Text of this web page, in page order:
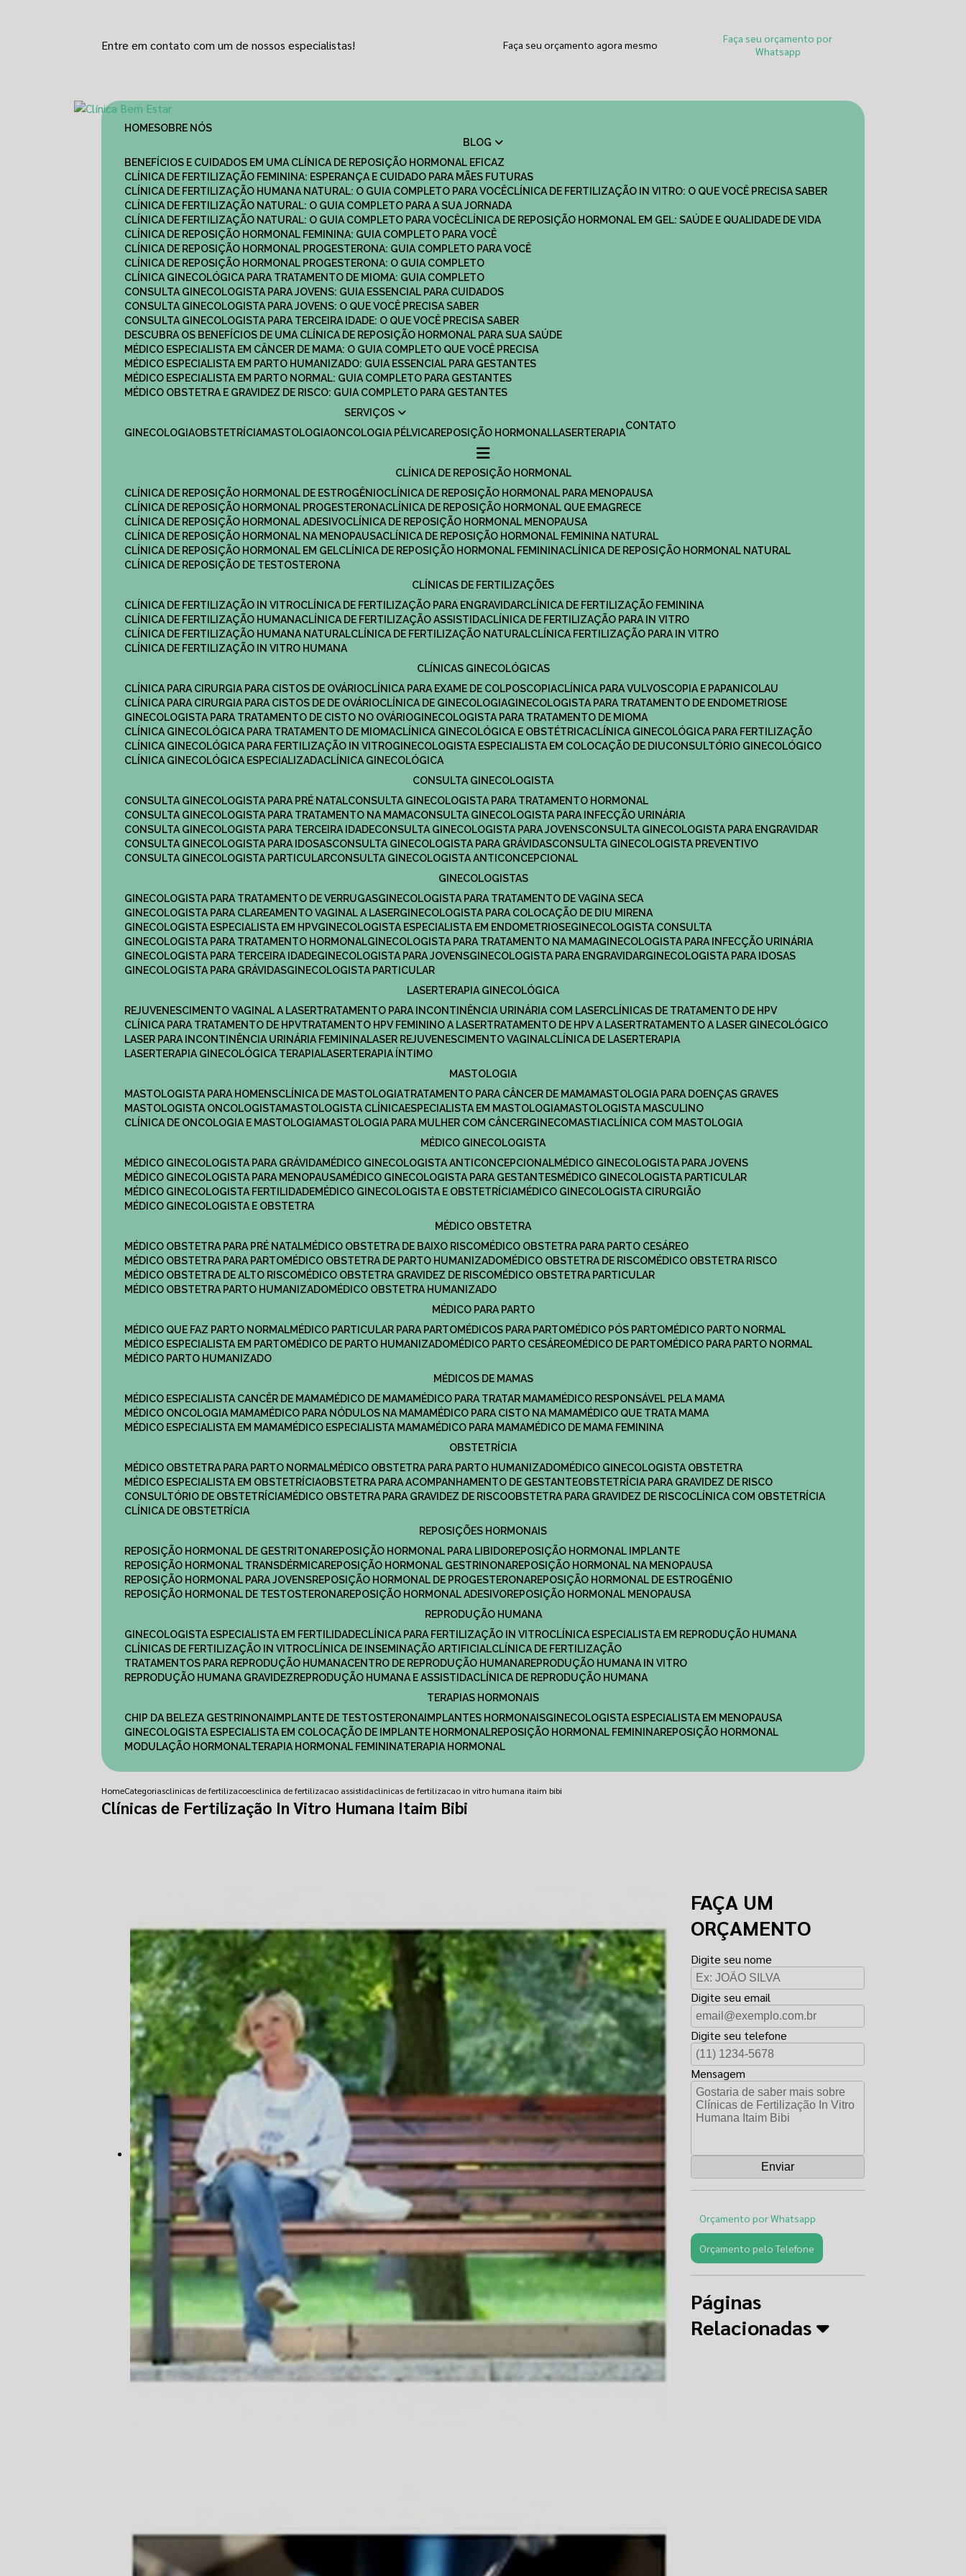
Entre em contato com um de nossos especialistas! Faça seu orçamento agora mesmo
Faça seu orçamento por
Whatsapp
HOME
SOBRE NÓS
BLOG
BENEFÍCIOS E CUIDADOS EM UMA CLÍNICA DE REPOSIÇÃO HORMONAL EFICAZ
CLÍNICA DE FERTILIZAÇÃO FEMININA: ESPERANÇA E CUIDADO PARA MÃES FUTURAS
CLÍNICA DE FERTILIZAÇÃO HUMANA NATURAL: O GUIA COMPLETO PARA VOCÊ
CLÍNICA DE FERTILIZAÇÃO IN VITRO: O QUE VOCÊ PRECISA SABER
CLÍNICA DE FERTILIZAÇÃO NATURAL: O GUIA COMPLETO PARA A SUA JORNADA
CLÍNICA DE FERTILIZAÇÃO NATURAL: O GUIA COMPLETO PARA VOCÊ
CLÍNICA DE REPOSIÇÃO HORMONAL EM GEL: SAÚDE E QUALIDADE DE VIDA
CLÍNICA DE REPOSIÇÃO HORMONAL FEMININA: GUIA COMPLETO PARA VOCÊ
CLÍNICA DE REPOSIÇÃO HORMONAL PROGESTERONA: GUIA COMPLETO PARA VOCÊ
CLÍNICA DE REPOSIÇÃO HORMONAL PROGESTERONA: O GUIA COMPLETO
CLÍNICA GINECOLÓGICA PARA TRATAMENTO DE MIOMA: GUIA COMPLETO
CONSULTA GINECOLOGISTA PARA JOVENS: GUIA ESSENCIAL PARA CUIDADOS
CONSULTA GINECOLOGISTA PARA JOVENS: O QUE VOCÊ PRECISA SABER
CONSULTA GINECOLOGISTA PARA TERCEIRA IDADE: O QUE VOCÊ PRECISA SABER
DESCUBRA OS BENEFÍCIOS DE UMA CLÍNICA DE REPOSIÇÃO HORMONAL PARA SUA SAÚDE
MÉDICO ESPECIALISTA EM CÂNCER DE MAMA: O GUIA COMPLETO QUE VOCÊ PRECISA
MÉDICO ESPECIALISTA EM PARTO HUMANIZADO: GUIA ESSENCIAL PARA GESTANTES
MÉDICO ESPECIALISTA EM PARTO NORMAL: GUIA COMPLETO PARA GESTANTES
MÉDICO OBSTETRA E GRAVIDEZ DE RISCO: GUIA COMPLETO PARA GESTANTES
SERVIÇOS
GINECOLOGIA
OBSTETRÍCIA MASTOLOGIA ONCOLOGIA PÉLVICA REPOSIÇÃO HORMONAL LASERTERAPIA
CONTATO
CLÍNICA DE REPOSIÇÃO HORMONAL
CLÍNICA DE REPOSIÇÃO HORMONAL DE ESTROGÊNIO
CLÍNICA DE REPOSIÇÃO HORMONAL PARA MENOPAUSA
CLÍNICA DE REPOSIÇÃO HORMONAL PROGESTERONA
CLÍNICA DE REPOSIÇÃO HORMONAL QUE EMAGRECE
CLÍNICA DE REPOSIÇÃO HORMONAL ADESIVO
CLÍNICA DE REPOSIÇÃO HORMONAL MENOPAUSA
CLÍNICA DE REPOSIÇÃO HORMONAL NA MENOPAUSA
CLÍNICA DE REPOSIÇÃO HORMONAL FEMININA NATURAL
CLÍNICA DE REPOSIÇÃO HORMONAL EM GEL
CLÍNICA DE REPOSIÇÃO HORMONAL FEMININA
CLÍNICA DE REPOSIÇÃO HORMONAL NATURAL
CLÍNICA DE REPOSIÇÃO DE TESTOSTERONA
CLÍNICAS DE FERTILIZAÇÕES
CLÍNICA DE FERTILIZAÇÃO IN VITRO
CLÍNICA DE FERTILIZAÇÃO PARA ENGRAVIDAR
CLÍNICA DE FERTILIZAÇÃO FEMININA
CLÍNICA DE FERTILIZAÇÃO HUMANA
CLÍNICA DE FERTILIZAÇÃO ASSISTIDA
CLÍNICA DE FERTILIZAÇÃO PARA IN VITRO
CLÍNICA DE FERTILIZAÇÃO HUMANA NATURAL
CLÍNICA DE FERTILIZAÇÃO NATURAL
CLÍNICA FERTILIZAÇÃO PARA IN VITRO
CLÍNICA DE FERTILIZAÇÃO IN VITRO HUMANA
CLÍNICAS GINECOLÓGICAS
CLÍNICA PARA CIRURGIA PARA CISTOS DE OVÁRIO
CLÍNICA PARA EXAME DE COLPOSCOPIA
CLÍNICA PARA VULVOSCOPIA E PAPANICOLAU
CLÍNICA PARA CIRURGIA PARA CISTOS DE DE OVÁRIO
CLÍNICA DE GINECOLOGIA
GINECOLOGISTA PARA TRATAMENTO DE ENDOMETRIOSE
GINECOLOGISTA PARA TRATAMENTO DE CISTO NO OVÁRIO
GINECOLOGISTA PARA TRATAMENTO DE MIOMA
CLÍNICA GINECOLÓGICA PARA TRATAMENTO DE MIOMA
CLÍNICA GINECOLÓGICA E OBSTÉTRICA
CLÍNICA GINECOLÓGICA PARA FERTILIZAÇÃO
CLÍNICA GINECOLÓGICA PARA FERTILIZAÇÃO IN VITRO
GINECOLOGISTA ESPECIALISTA EM COLOCAÇÃO DE DIU
CONSULTÓRIO GINECOLÓGICO
CLÍNICA GINECOLÓGICA ESPECIALIZADA
CLÍNICA GINECOLÓGICA
CONSULTA GINECOLOGISTA
CONSULTA GINECOLOGISTA PARA PRÉ NATAL
CONSULTA GINECOLOGISTA PARA TRATAMENTO HORMONAL
CONSULTA GINECOLOGISTA PARA TRATAMENTO NA MAMA
CONSULTA GINECOLOGISTA PARA INFECÇÃO URINÁRIA
CONSULTA GINECOLOGISTA PARA TERCEIRA IDADE
CONSULTA GINECOLOGISTA PARA JOVENS
CONSULTA GINECOLOGISTA PARA ENGRAVIDAR
CONSULTA GINECOLOGISTA PARA IDOSAS
CONSULTA GINECOLOGISTA PARA GRÁVIDAS
CONSULTA GINECOLOGISTA PREVENTIVO
CONSULTA GINECOLOGISTA PARTICULAR
CONSULTA GINECOLOGISTA ANTICONCEPCIONAL
GINECOLOGISTAS
GINECOLOGISTA PARA TRATAMENTO DE VERRUGAS
GINECOLOGISTA PARA TRATAMENTO DE VAGINA SECA
GINECOLOGISTA PARA CLAREAMENTO VAGINAL A LASER
GINECOLOGISTA PARA COLOCAÇÃO DE DIU MIRENA
GINECOLOGISTA ESPECIALISTA EM HPV
GINECOLOGISTA ESPECIALISTA EM ENDOMETRIOSE
GINECOLOGISTA CONSULTA
GINECOLOGISTA PARA TRATAMENTO HORMONAL
GINECOLOGISTA PARA TRATAMENTO NA MAMA
GINECOLOGISTA PARA INFECÇÃO URINÁRIA
GINECOLOGISTA PARA TERCEIRA IDADE
GINECOLOGISTA PARA JOVENS GINECOLOGISTA PARA ENGRAVIDAR
GINECOLOGISTA PARA IDOSAS
GINECOLOGISTA PARA GRÁVIDAS
GINECOLOGISTA PARTICULAR
LASERTERAPIA GINECOLÓGICA
REJUVENESCIMENTO VAGINAL A LASER
TRATAMENTO PARA INCONTINÊNCIA URINÁRIA COM LASER
CLÍNICAS DE TRATAMENTO DE HPV
CLÍNICA PARA TRATAMENTO DE HPV
TRATAMENTO HPV FEMININO A LASER TRATAMENTO DE HPV A LASER
TRATAMENTO A LASER GINECOLÓGICO
LASER PARA INCONTINÊNCIA URINÁRIA FEMININA LASER REJUVENESCIMENTO VAGINAL
CLÍNICA DE LASERTERAPIA
LASERTERAPIA GINECOLÓGICA TERAPIA LASERTERAPIA ÍNTIMO
MASTOLOGIA
MASTOLOGISTA PARA HOMENS
CLÍNICA DE MASTOLOGIA TRATAMENTO PARA CÂNCER DE MAMA
MASTOLOGIA PARA DOENÇAS GRAVES
MASTOLOGISTA ONCOLOGISTA
MASTOLOGISTA CLÍNICA ESPECIALISTA EM MASTOLOGIA
MASTOLOGISTA MASCULINO
CLÍNICA DE ONCOLOGIA E MASTOLOGIA
MASTOLOGIA PARA MULHER COM CÂNCER GINECOMASTIA
CLÍNICA COM MASTOLOGIA
MÉDICO GINECOLOGISTA
MÉDICO GINECOLOGISTA PARA GRÁVIDA
MÉDICO GINECOLOGISTA ANTICONCEPCIONAL
MÉDICO GINECOLOGISTA PARA JOVENS
MÉDICO GINECOLOGISTA PARA MENOPAUSA
MÉDICO GINECOLOGISTA PARA GESTANTES
MÉDICO GINECOLOGISTA PARTICULAR
MÉDICO GINECOLOGISTA FERTILIDADE
MÉDICO GINECOLOGISTA E OBSTETRÍCIA
MÉDICO GINECOLOGISTA CIRURGIÃO
MÉDICO GINECOLOGISTA E OBSTETRA
MÉDICO OBSTETRA
MÉDICO OBSTETRA PARA PRÉ NATAL
MÉDICO OBSTETRA DE BAIXO RISCO
MÉDICO OBSTETRA PARA PARTO CESÁREO
MÉDICO OBSTETRA PARA PARTO
MÉDICO OBSTETRA DE PARTO HUMANIZADO MÉDICO OBSTETRA DE RISCO
MÉDICO OBSTETRA RISCO
MÉDICO OBSTETRA DE ALTO RISCO
MÉDICO OBSTETRA GRAVIDEZ DE RISCO
MÉDICO OBSTETRA PARTICULAR
MÉDICO OBSTETRA PARTO HUMANIZADO
MÉDICO OBSTETRA HUMANIZADO
MÉDICO PARA PARTO
MÉDICO QUE FAZ PARTO NORMAL
MÉDICO PARTICULAR PARA PARTO MÉDICOS PARA PARTO MÉDICO PÓS PARTO
MÉDICO PARTO NORMAL
MÉDICO ESPECIALISTA EM PARTO
MÉDICO DE PARTO HUMANIZADO MÉDICO PARTO CESÁREO MÉDICO DE PARTO
MÉDICO PARA PARTO NORMAL
MÉDICO PARTO HUMANIZADO
MÉDICOS DE MAMAS
MÉDICO ESPECIALISTA CANCÊR DE MAMA
MÉDICO DE MAMA MÉDICO PARA TRATAR MAMA
MÉDICO RESPONSÁVEL PELA MAMA
MÉDICO ONCOLOGIA MAMA
MÉDICO PARA NÓDULOS NA MAMA MÉDICO PARA CISTO NA MAMA
MÉDICO QUE TRATA MAMA
MÉDICO ESPECIALISTA EM MAMA
MÉDICO ESPECIALISTA MAMA MÉDICO PARA MAMA
MÉDICO DE MAMA FEMININA
OBSTETRÍCIA
MÉDICO OBSTETRA PARA PARTO NORMAL
MÉDICO OBSTETRA PARA PARTO HUMANIZADO
MÉDICO GINECOLOGISTA OBSTETRA
MÉDICO ESPECIALISTA EM OBSTETRÍCIA
OBSTETRA PARA ACOMPANHAMENTO DE GESTANTE
OBSTETRÍCIA PARA GRAVIDEZ DE RISCO
CONSULTÓRIO DE OBSTETRÍCIA
MÉDICO OBSTETRA PARA GRAVIDEZ DE RISCO OBSTETRA PARA GRAVIDEZ DE RISCO
CLÍNICA COM OBSTETRÍCIA
CLÍNICA DE OBSTETRÍCIA
REPOSIÇÕES HORMONAIS
REPOSIÇÃO HORMONAL DE GESTRITONA
REPOSIÇÃO HORMONAL PARA LIBIDO
REPOSIÇÃO HORMONAL IMPLANTE
REPOSIÇÃO HORMONAL TRANSDÉRMICA
REPOSIÇÃO HORMONAL GESTRINONA
REPOSIÇÃO HORMONAL NA MENOPAUSA
REPOSIÇÃO HORMONAL PARA JOVENS
REPOSIÇÃO HORMONAL DE PROGESTERONA
REPOSIÇÃO HORMONAL DE ESTROGÊNIO
REPOSIÇÃO HORMONAL DE TESTOSTERONA
REPOSIÇÃO HORMONAL ADESIVO
REPOSIÇÃO HORMONAL MENOPAUSA
REPRODUÇÃO HUMANA
GINECOLOGISTA ESPECIALISTA EM FERTILIDADE
CLÍNICA PARA FERTILIZAÇÃO IN VITRO
CLÍNICA ESPECIALISTA EM REPRODUÇÃO HUMANA
CLÍNICAS DE FERTILIZAÇÃO IN VITRO
CLÍNICA DE INSEMINAÇÃO ARTIFICIAL
CLÍNICA DE FERTILIZAÇÃO
TRATAMENTOS PARA REPRODUÇÃO HUMANA
CENTRO DE REPRODUÇÃO HUMANA
REPRODUÇÃO HUMANA IN VITRO
REPRODUÇÃO HUMANA GRAVIDEZ
REPRODUÇÃO HUMANA E ASSISTIDA
CLÍNICA DE REPRODUÇÃO HUMANA
TERAPIAS HORMONAIS
CHIP DA BELEZA GESTRINONA IMPLANTE DE TESTOSTERONA IMPLANTES HORMONAIS
GINECOLOGISTA ESPECIALISTA EM MENOPAUSA
GINECOLOGISTA ESPECIALISTA EM COLOCAÇÃO DE IMPLANTE HORMONAL
REPOSIÇÃO HORMONAL FEMININA
REPOSIÇÃO HORMONAL
MODULAÇÃO HORMONAL
TERAPIA HORMONAL FEMININA TERAPIA HORMONAL
HomeCategoriasclinicas de fertilizacoesclinica de fertilizacao assistidaclinicas de fertilizacao in vitro humana itaim bibi
Clínicas de Fertilização In Vitro Humana Itaim Bibi
FAÇA UM
ORÇAMENTO
Digite seu nome
Digite seu email
Digite seu telefone
Mensagem
Orçamento por Whatsapp
Orçamento pelo Telefone
Páginas
Relacionadas